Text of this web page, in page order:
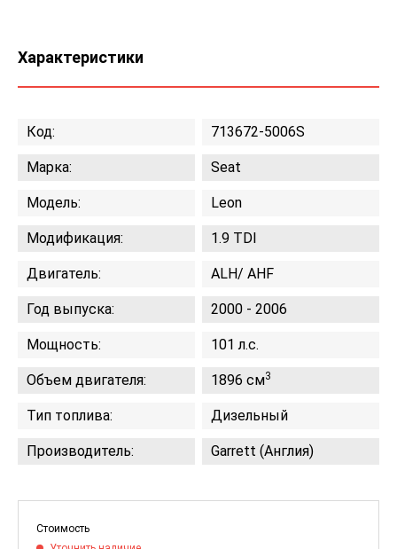
Характеристики
Код: 713672-5006S
Марка: Seat
Модель: Leon
Модификация: 1.9 TDI
Двигатель: ALH/ AHF
Год выпуска: 2000 - 2006
Мощность: 101 л.с.
Объем двигателя: 1896 см3
Тип топлива: Дизельный
Производитель: Garrett (Англия)
Стоимость